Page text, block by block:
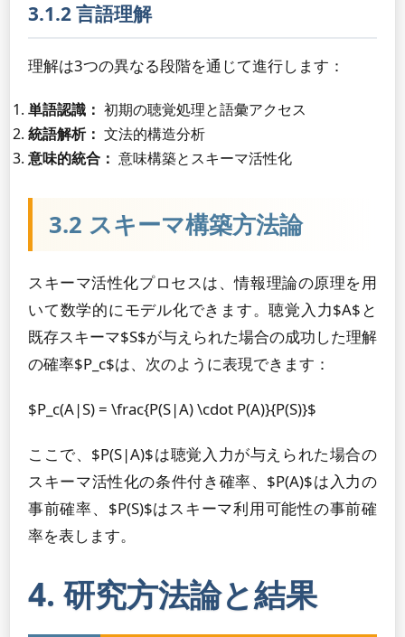
3.1.2 言語理解
理解は3つの異なる段階を通じて進行します：
単語認識： 初期の聴覚処理と語彙アクセス
統語解析： 文法的構造分析
意味的統合： 意味構築とスキーマ活性化
3.2 スキーマ構築方法論
スキーマ活性化プロセスは、情報理論の原理を用
いて数学的にモデル化できます。聴覚入力$A$と
既存スキーマ$S$が与えられた場合の成功した理解
の確率$P_c$は、次のように表現できます：
$P_c(A|S) = \frac{P(S|A) \cdot P(A)}{P(S)}$
ここで、$P(S|A)$は聴覚入力が与えられた場合の
スキーマ活性化の条件付き確率、$P(A)$は入力の
事前確率、$P(S)$はスキーマ利用可能性の事前確
率を表します。
4. 研究方法論と結果